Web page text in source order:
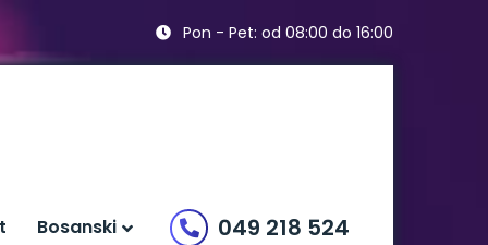
Pon - Pet: od 08:00 do 16:00
Bosanski 049 218 524